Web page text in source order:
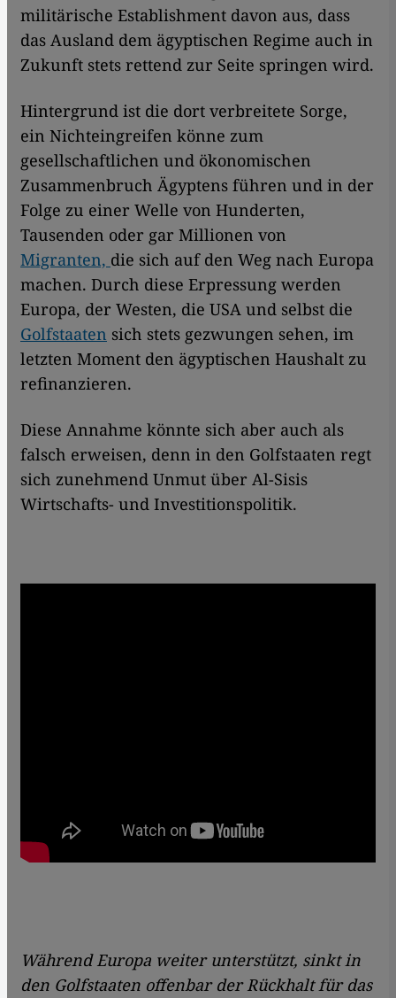
militärische Establishment davon aus, dass
das Ausland dem ägyptischen Regime auch in
Zukunft stets rettend zur Seite springen wird.
Hintergrund ist die dort verbreitete Sorge,
ein Nichteingreifen könne zum
gesellschaftlichen und ökonomischen
Zusammenbruch Ägyptens führen und in der
Folge zu einer Welle von Hunderten,
Tausenden oder gar Millionen von
Migranten, die sich auf den Weg nach Europa
machen. Durch diese Erpressung werden
Europa, der Westen, die USA und selbst die
Golfstaaten sich stets gezwungen sehen, im
letzten Moment den ägyptischen Haushalt zu
refinanzieren.
Diese Annahme könnte sich aber auch als
falsch erweisen, denn in den Golfstaaten regt
sich zunehmend Unmut über Al-Sisis
Wirtschafts- und Investitionspolitik.
Während Europa weiter unterstützt, sinktin
den Golfstaaten offenbar der Rückhalt für das